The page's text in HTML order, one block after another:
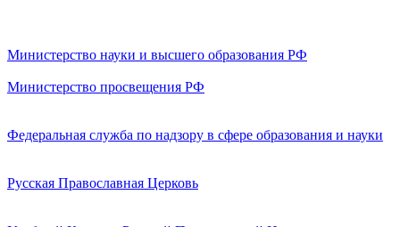
Министерство науки и высшего образования РФ
Министерство просвещения РФ
Федеральная служба по надзору в сфере образования и науки
Русская Православная Церковь